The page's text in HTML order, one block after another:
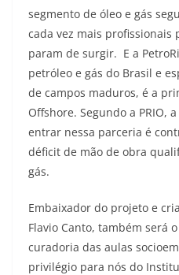
segmento de óleo e gás
cada vez mais profissionais
param de surgir. E a
petróleo e gás do Brasil e
de campos maduros, é a
Offshore. Segundo a PRIO,
entrar nessa parceria é
déficit de mão de obra
gás.
Embaixador do projeto e
Flavio Canto, também será
curadoria das aulas
privilégio para nós do